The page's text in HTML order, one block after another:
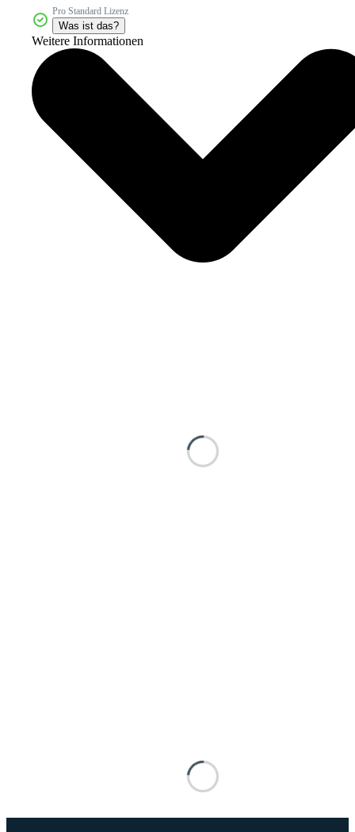
Pro Standard Lizenz
Was ist das?
Weitere Informationen